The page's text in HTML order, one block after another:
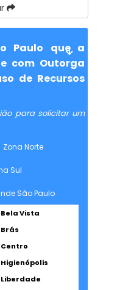
Paulo que a
com Outorga
de Recursos
para solicitar um
Zona Norte
Sul
São Paulo
Bela Vista
Brás
Centro
Higienópolis
Liberdade